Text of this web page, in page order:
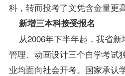
科，转而投考了文凭含金量更
新增三本科接受报名
从2006年下半年起，我省新
管理、动画设计三个自学考试
业均面向社会开考。国家承认